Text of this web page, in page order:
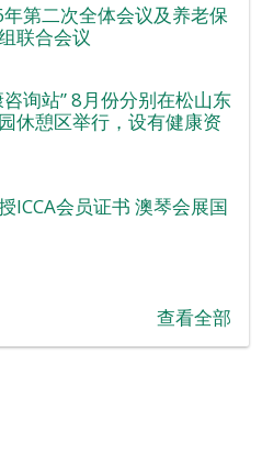
第二次全体会议及养老保
联合会议
询站” 8月份分别在松山东
休憩区举行，设有健康资
ICCA会员证书 澳琴会展国
查看全部